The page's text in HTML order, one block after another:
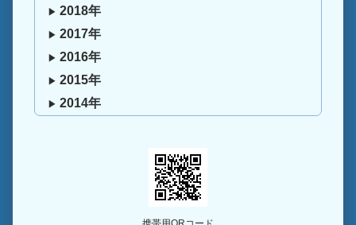
2018年
2017年
2016年
2015年
2014年